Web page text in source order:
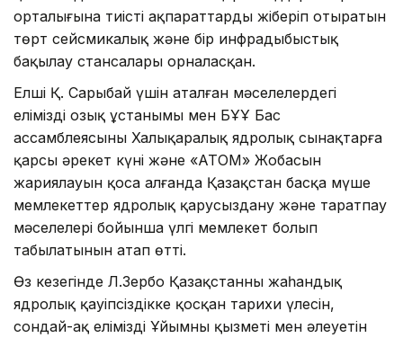
орталығына тиісті ақпараттарды жіберіп отыратын
төрт сейсмикалық және бір инфрадыбыстық
бақылау стансалары орналасқан.
Елші Қ. Сарыбай үшін аталған мәселелердегі
еліміздің озық ұстанымы мен БҰҰ Бас
ассамблеясының Халықаралық ядролық сынақтарға
қарсы әрекет күні және «АТОМ» Жобасын
жариялауын қоса алғанда Қазақстан басқа мүше
мемлекеттер ядролық қарусыздану және таратпау
мәселелері бойынша үлгі мемлекет болып
табылатынын атап өтті.
​Өз кезегінде Л.Зербо Қазақстанның жаһандық
ядролық қауіпсіздікке қосқан тарихи үлесін,
сондай-ақ еліміздің Ұйымның қызметі мен әлеуетін